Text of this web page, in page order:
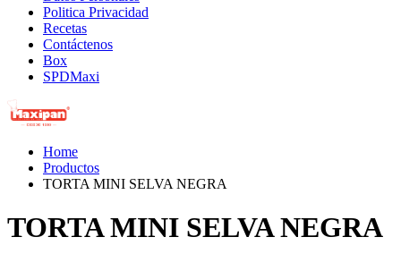
Politica Privacidad
Recetas
Contáctenos
Box
SPDMaxi
Home
Productos
TORTA MINI SELVA NEGRA
TORTA MINI SELVA NEGRA